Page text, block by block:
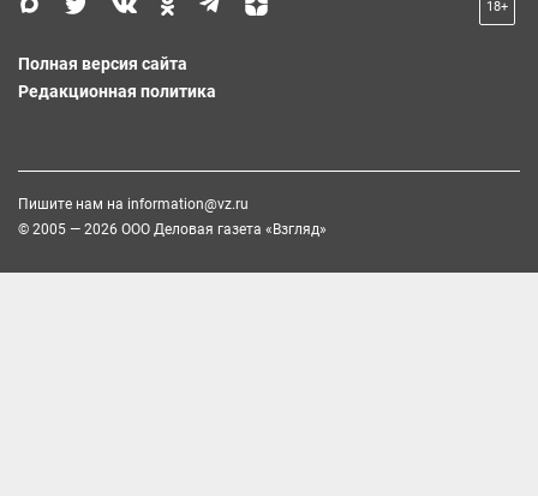
18+
Полная версия сайта
Редакционная политика
Пишите нам на information@vz.ru
© 2005 — 2026 ООО Деловая газета «Взгляд»